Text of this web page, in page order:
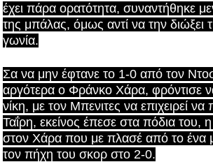
έχει πάρα ορατότητα, συναντήθηκε
της μπάλας, όμως αντί να την διώξει
γωνία.
Σα να μην έφτανε το 1-0 από τον
αργότερα ο Φράνκο Χάρα, φρόντισε
νίκη, με τον Μπενιτες να επιχειρεί να
Ταΐρη, εκείνος έπεσε στα πόδια του,
στον Χάρα που με πλασέ από το ένα
τον πήχη του σκορ στο 2-0.